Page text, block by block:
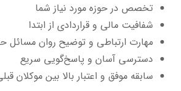
تخصص در حوزه مورد نیاز شما
شفافیت مالی و قراردادی از ابتدا
مهارت ارتباطی و توضیح روان مسائل
دسترسی آسان و پاسخ‌گویی سریع
سابقه موفق و اعتبار بالا بین موکلان